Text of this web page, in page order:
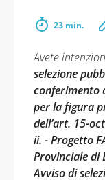
23 min.
Avete
selezione
conferimento
per la figura
dell’art. 15-
ii. - Progetto
Provinciale di
Avviso di